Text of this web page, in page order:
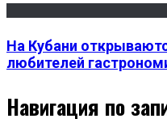
На Кубани
любителей
Навигация по